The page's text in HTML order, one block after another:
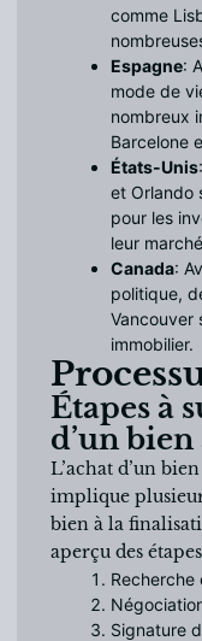
comme
Espagne:
mode de
nombreux
Barcelone
États-Unis
et Orlando
pour les
leur
Canada:
politique,
Vancouver
immobilier.
Étapes à
d’un bien
L’achat d’un
implique
bien à la
aperçu des
Recherche
Signature